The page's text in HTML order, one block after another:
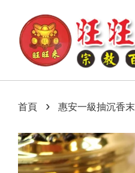
首頁 › 惠安一級抽沉香末